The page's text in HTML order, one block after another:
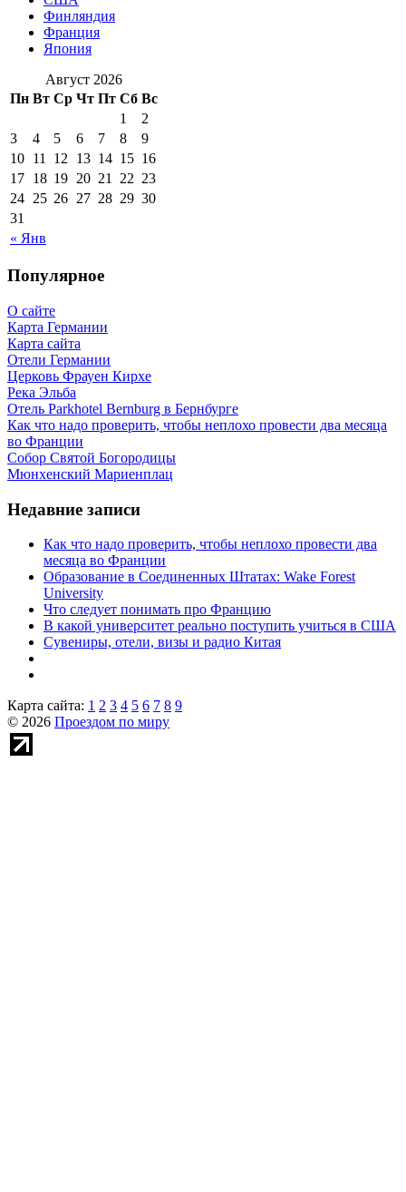
Финляндия
Франция
Япония
Август 2026
Пн Вт Ср Чт Пт Сб Вс
« Янв
1
2
3
4 5 6 7 8
9
10 11 12 13 14 15 16
17 18 19 20 21 22 23
24 25 26 27 28 29 30
31
Популярное
О сайте
Карта Германии
Карта сайта
Отели Германии
Церковь Фрауен Кирхе
Река Эльба
Отель Parkhotel Bernburg в Бернбурге
Как что надо проверить, чтобы неплохо провести два месяца
во Франции
Собор Святой Богородицы
Мюнхенский Мариенплац
Недавние записи
Как что надо проверить, чтобы неплохо провести два
месяца во Франции
Образование в Соединенных Штатах: Wake Forest
University
Что следует понимать про Францию
В какой университет реально поступить учиться в США
Сувениры, отели, визы и радио Китая
Карта сайта: 1 2 3 4 5 6 7 8 9
© 2026 Проездом по миру